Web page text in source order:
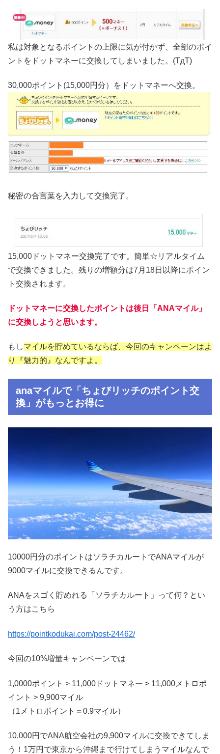
私は対象となるポイントの上限に気が付かず、全部のポイ
ントをドットマネーに交換してしまいました。(TдT)
30,000ポイント(15,000円分）をドットマネーへ交換。
秘密の合言葉を入力して交換完了。
15,000ドットマネー交換完了です。簡単☆リアルタイム
で交換できました。残りの増額分は7月18日以降にポイン
ト交換されます。
ドットマネーに交換したポイントは後日「ANAマイル」
に交換しようと思います。
もしマイルを貯めているならば、今回のキャンペーンはよ
り『魅力的』なんですよ。
anaマイルで「ちょびリッチのポイント交
換」がもっとお得に
10000円分のポイントはソラチカルートでANAマイルが
9000マイルに交換できるんです。
ANAをスゴく貯めれる「ソラチカルート」って何？とい
う方はこちら
https://pointkodukai.com/post-24462/
今回の10%増量キャンペーンでは
1,0000ポイント > 11,000ドットマネー > 11,000メトロポ
イント > 9,900マイル
（1メトロポイント＝0.9マイル）
10,000円でANA航空会社の9,900マイルに交換できてしま
う！1万円で東京から沖縄まで行けてしまうマイルなんで